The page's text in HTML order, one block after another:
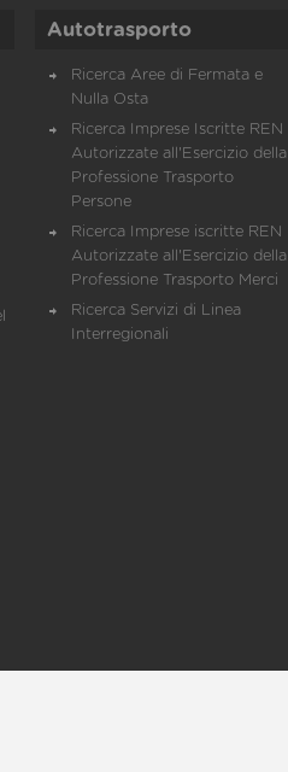
Autotrasporto
Ricerca Aree di Fermata e
Nulla Osta
Ricerca Imprese Iscritte REN
Autorizzate all'Esercizio della
Professione Trasporto
Persone
Ricerca Imprese iscritte REN
Autorizzate all'Esercizio della
Professione Trasporto Merci
Ricerca Servizi di Linea
Interregionali